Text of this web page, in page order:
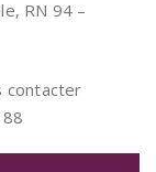
RN 94 –
contacter